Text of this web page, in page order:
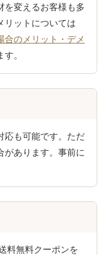
を変えるお客様も多
リットについては
合のメリット・デメ
。
応も可能です。ただ
があります。事前に
料無料クーポンを